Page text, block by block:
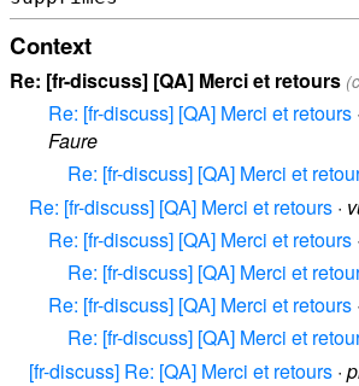
Context
Re: [fr-discuss] [QA] Merci et retours
Re: [fr-discuss] [QA] Merci et retours ·
Faure
Re: [fr-discuss] [QA] Merci et
Re: [fr-discuss] [QA] Merci et retours ·
Re: [fr-discuss] [QA] Merci et retours ·
Re: [fr-discuss] [QA] Merci et
Re: [fr-discuss] [QA] Merci et retours ·
Re: [fr-discuss] [QA] Merci et
[fr-discuss] Re: [QA] Merci et retours ·